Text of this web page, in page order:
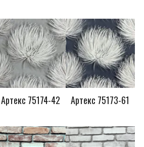
Артекс 75174-42 Артекс 75173-61